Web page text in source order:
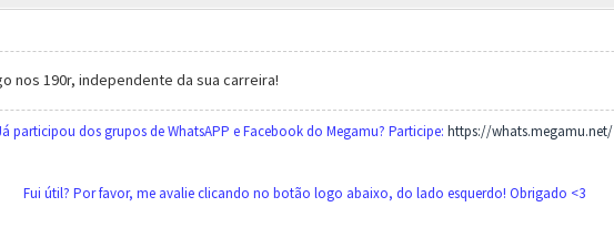
nos 190r, independente da sua carreira!
participou dos grupos de WhatsAPP e Facebook do Megamu? Participe: https://whats.megamu.net/
Fui útil? Por favor, me avalie clicando no botão logo abaixo, do lado esquerdo! Obrigado <3